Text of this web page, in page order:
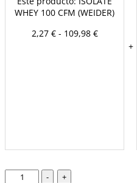
(WEIDER)
WHEY 100 CFM (WEIDER)
2,27 € - 109,98 €
- +